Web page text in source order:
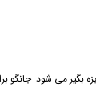
بگیر می شود.